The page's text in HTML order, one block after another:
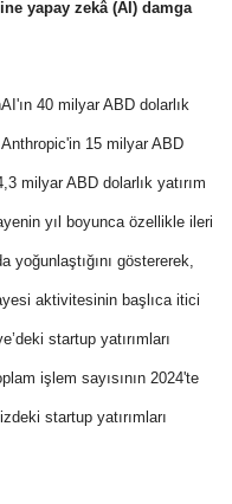
yapay zekâ (AI) damga
40 milyar ABD dolarlık
Anthropic'in 15 milyar ABD
milyar ABD dolarlık yatırım
yıl boyunca özellikle ileri
yoğunlaştığını göstererek,
aktivitesinin başlıca itici
startup yatırımları
işlem sayısının 2024'te
startup yatırımları